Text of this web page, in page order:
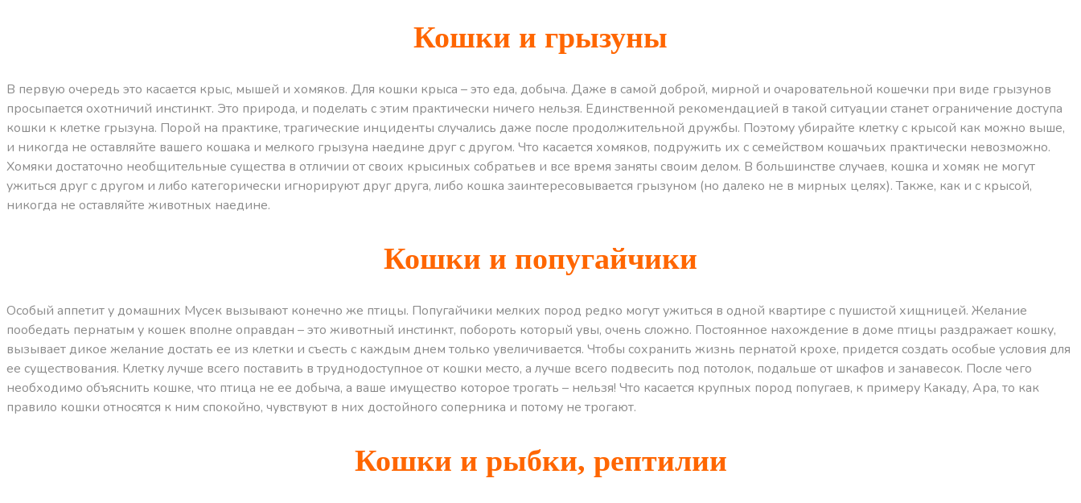
Кошки и грызуны
В первую очередь это касается крыс, мышей и хомяков. Для кошки крыса – это еда, добыча. Даже в самой доброй, мирной и очаровательной кошечки при виде грызунов
просыпается охотничий инстинкт. Это природа, и поделать с этим практически ничего нельзя. Единственной рекомендацией в такой ситуации станет ограничение доступа
кошки к клетке грызуна. Порой на практике, трагические инциденты случались даже после продолжительной дружбы. Поэтому убирайте клетку с крысой как можно выше,
и никогда не оставляйте вашего кошака и мелкого грызуна наедине друг с другом. Что касается хомяков, подружить их с семейством кошачьих практически невозможно.
Хомяки достаточно необщительные существа в отличии от своих крысиных собратьев и все время заняты своим делом. В большинстве случаев, кошка и хомяк не могут
ужиться друг с другом и либо категорически игнорируют друг друга, либо кошка заинтересовывается грызуном (но далеко не в мирных целях). Также, как и с крысой,
никогда не оставляйте животных наедине.
Кошки и попугайчики
Особый аппетит у домашних Мусек вызывают конечно же птицы. Попугайчики мелких пород редко могут ужиться в одной квартире с пушистой хищницей. Желание
пообедать пернатым у кошек вполне оправдан – это животный инстинкт, побороть который увы, очень сложно. Постоянное нахождение в доме птицы раздражает кошку,
вызывает дикое желание достать ее из клетки и съесть с каждым днем только увеличивается. Чтобы сохранить жизнь пернатой крохе, придется создать особые условия для
ее существования. Клетку лучше всего поставить в труднодоступное от кошки место, а лучше всего подвесить под потолок, подальше от шкафов и занавесок. После чего
необходимо объяснить кошке, что птица не ее добыча, а ваше имущество которое трогать – нельзя! Что касается крупных пород попугаев, к примеру Какаду, Ара, то как
правило кошки относятся к ним спокойно, чувствуют в них достойного соперника и потому не трогают.
Кошки и рыбки, рептилии